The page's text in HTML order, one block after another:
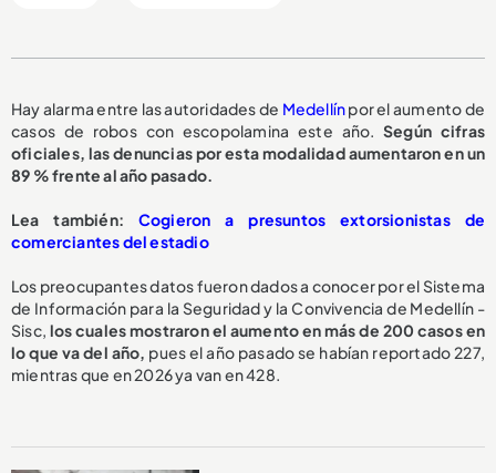
Hay alarma entre las autoridades de Medellínpor el aumento de
casos de robos con escopolamina este año.Según cifras
oficiales, las denuncias por esta modalidad aumentaron en un
89 % frente al año pasado.
Lea también: Cogieron a presuntos extorsionistas de
comerciantes del estadio
Los preocupantes datos fueron dados a conocer por el Sistema
de Información para la Seguridad y la Convivencia de Medellín -
Sisc, los cuales mostraron el aumento en más de 200 casos en
lo que va del año, pues el año pasado se habían reportado 227,
mientras que en 2026 ya van en 428.